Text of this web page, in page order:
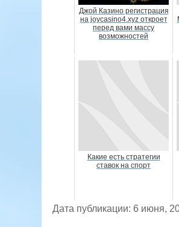
Джой Казино регистрация
на joycasino4.xyz откроет
перед вами массу
возможностей
Какие есть стратегии
ставок на спорт
Дата публикации: 6 июня,